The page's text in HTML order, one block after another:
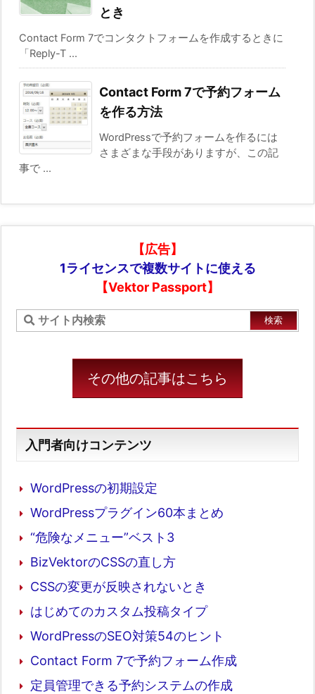
とき
Contact Form 7でコンタクトフォームを作成するときに
「Reply-T ...
Contact Form 7で予約フォーム
を作る方法
WordPressで予約フォームを作るには
さまざまな手段がありますが、この記
事で ...
【広告】
1ライセンスで複数サイトに使える
【Vektor Passport】
その他の記事はこちら
入門者向けコンテンツ
WordPressの初期設定
WordPressプラグイン60本まとめ
“危険なメニュー”ベスト3
BizVektorのCSSの直し方
CSSの変更が反映されないとき
はじめてのカスタム投稿タイプ
WordPressのSEO対策54のヒント
Contact Form 7で予約フォーム作成
定員管理できる予約システムの作成